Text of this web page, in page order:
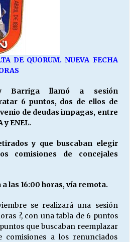
dicho?
SER ALTERNATIVA
HONORARIOS, DESPIDOS
la Rerum Novarum a 135 años. “La
ricos, Save Our Souls (Salvar
Almas)
DE QUORUM. NUEVA FECHA
Barriga llamó a sesión
6 puntos, dos de ellos de
de deudas impagas, entre
y ENEL.
y que buscaban elegir
comisiones de concejales
las 16:00 horas, vía remota.
se realizará una sesión
?, con una tabla de 6 puntos
que buscaban reemplazar
comisiones a los renunciados